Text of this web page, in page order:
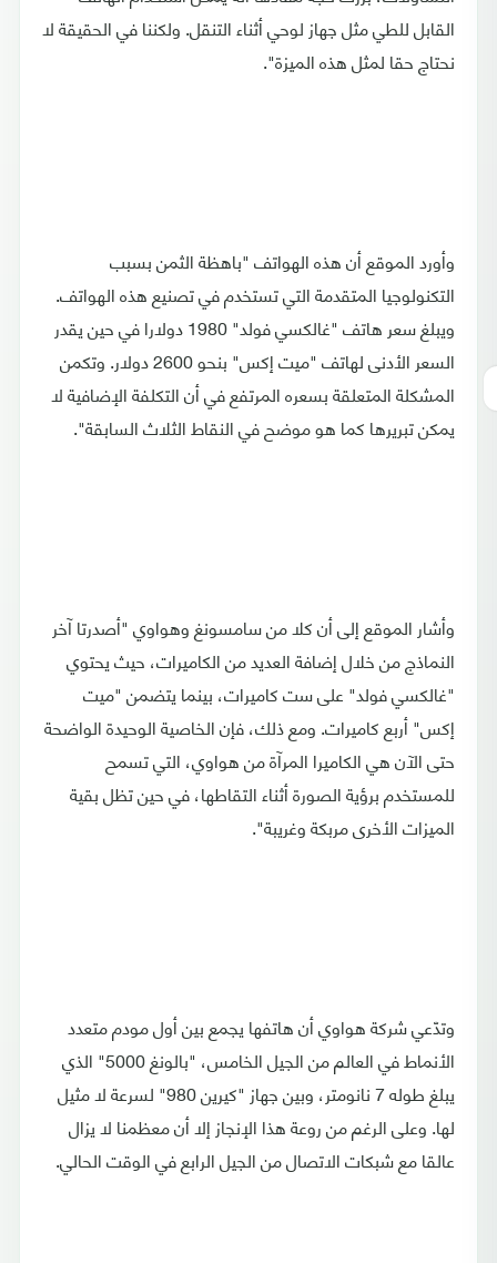
القابل للطي مثل جهاز لوحي أثناء التنقل. ولكننا في الحقيقة لا
نحتاج حقا لمثل هذه الميزة".
وأورد الموقع أن هذه الهواتف "باهظة الثمن بسبب
التكنولوجيا المتقدمة التي تستخدم في تصنيع هذه الهواتف.
ويبلغ سعر هاتف "غالكسي فولد" 1980 دولارا في حين يقدر
السعر الأدنى لهاتف "ميت إكس" بنحو 2600 دولار. وتكمن
المشكلة المتعلقة بسعره المرتفع في أن التكلفة الإضافية لا
يمكن تبريرها كما هو موضح في النقاط الثلاث السابقة".
وأشار الموقع إلى أن كلا من سامسونغ وهواوي "أصدرتا آخر
النماذج من خلال إضافة العديد من الكاميرات، حيث يحتوي
"غالكسي فولد" على ست كاميرات، بينما يتضمن "ميت
إكس" أربع كاميرات. ومع ذلك، فإن الخاصية الوحيدة الواضحة
حتى الآن هي الكاميرا المرآة من هواوي، التي تسمح
للمستخدم برؤية الصورة أثناء التقاطها، في حين تظل بقية
الميزات الأخرى مربكة وغريبة".
وتدّعي شركة هواوي أن هاتفها يجمع بين أول مودم متعدد
الأنماط في العالم من الجيل الخامس، "بالونغ 5000" الذي
يبلغ طوله 7 نانومتر، وبين جهاز "كيرين 980" لسرعة لا مثيل
لها. وعلى الرغم من روعة هذا الإنجاز إلا أن معظمنا لا يزال
عالقا مع شبكات الاتصال من الجيل الرابع في الوقت الحالي.